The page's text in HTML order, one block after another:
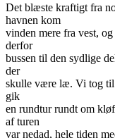
Det blæste kraftigt fra
havnen kom
vinden mere fra vest,
derfor
bussen til den sydlige
der
skulle være læ. Vi tog til
gik
en rundtur rundt om
af turen
var nedad, hele tiden